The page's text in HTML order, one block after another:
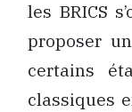
les BRICS
proposer
certains
classiques